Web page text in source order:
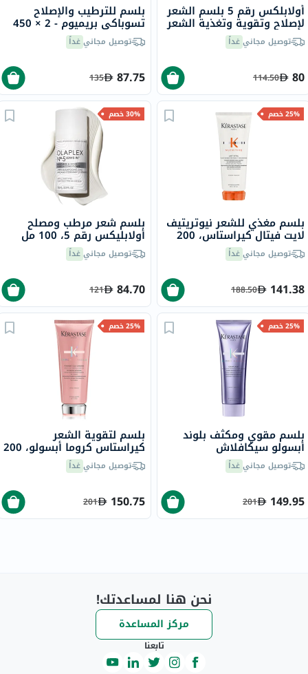
أولابلكس رقم 5 بلسم الشعر
لإصلاح وتقوية وتغذية الشعر
250 ملتوصيل مجانيغداً
80
114.50
بلسم للترطيب والإصلاح
تسوباكي بريميوم - 2 × 450
ملتوصيل مجانيغداً
87.75
135
25% خصم
بلسم مغذي للشعر نيوتريتيف
لايت فيتال كيراستاس، 200
ملتوصيل مجانيغداً
141.38
188.50
30% خصم
بلسم شعر مرطب ومصلح
أولابليكس رقم 5، 100 مل
توصيل مجانيغداً
84.70
121
25% خصم
بلسم مقوي ومكثف بلوند
أبسولو سيكافلاش
كيراستاس، 250 مل
توصيل مجانيغداً
149.95
201
25% خصم
بلسم لتقوية الشعر
كيراستاس كروما أبسولو، 200
ملتوصيل مجانيغداً
150.75
201
نحن هنا لمساعدتك!
مركز المساعدة
تابعنا